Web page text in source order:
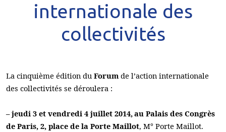
internationale des
collectivités
La cinquième édition du Forum de l’action internationale
des collectivités se déroulera :
– jeudi 3 et vendredi 4 juillet 2014,au Palais des Congrès
de Paris, 2, place de la Porte Maillot, M° Porte Maillot.